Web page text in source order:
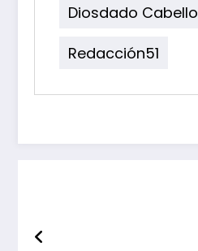
Diosdado Cabello
Redacción51